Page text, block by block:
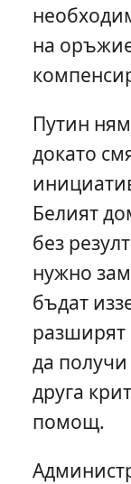
на
Путин
докато
Белият
без
нужно
бъдат
разширят
да
друга
помощ.